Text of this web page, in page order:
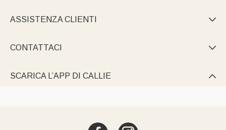
ASSISTENZA CLIENTI 
CONTATTACI 
SCARICA L’APP DI CALLIE 